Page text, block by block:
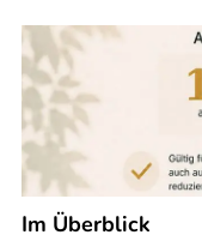
Im Überblick